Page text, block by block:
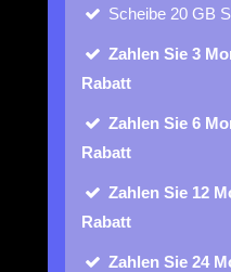
Scheibe 20 GB
Zahlen Sie 3
Rabatt
Zahlen Sie 6
Rabatt
Zahlen Sie 12
Rabatt
Zahlen Sie 24